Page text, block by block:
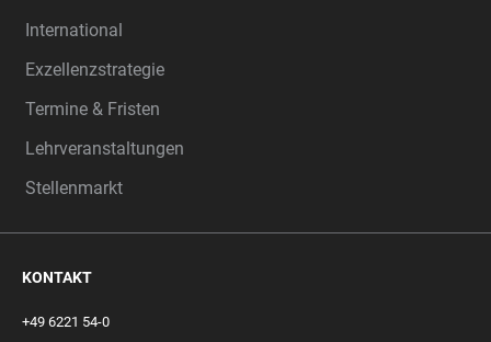
International
Exzellenzstrategie
Termine & Fristen
Lehrveranstaltungen
Stellenmarkt
KONTAKT
+49 6221 54-0